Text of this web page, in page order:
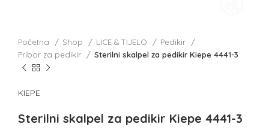
Početna Shop LICE & TIJELO
Pedikir
Pribor za pedikir
Sterilni skalpel za pedikir Kiepe 4441-3
KIEPE
Sterilni skalpel za pedikir Kiepe 4441-3